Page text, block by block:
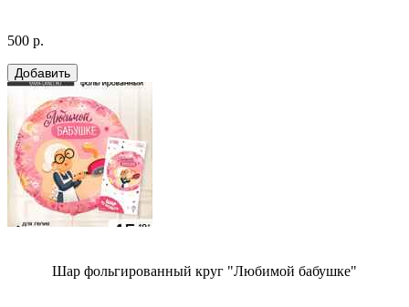
500 р.
Шар фольгированный круг "Любимой бабушке"